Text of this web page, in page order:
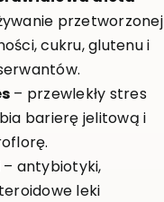
przetworzonej
cukru, glutenu i
– przewlekły stres
barierę jelitową i
– antybiotyki,
leki